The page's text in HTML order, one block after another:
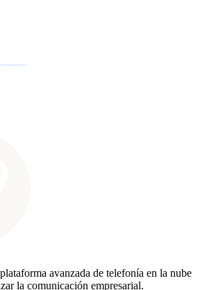
avanzada de telefonía en la nube
la comunicación empresarial.